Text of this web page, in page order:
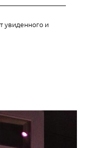
увиденного и